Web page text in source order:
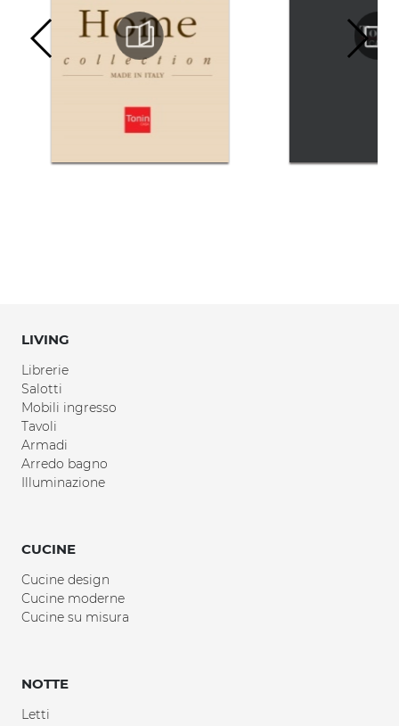
LIVING
Librerie
Salotti
Mobili ingresso
Tavoli
Armadi
Arredo bagno
Illuminazione
CUCINE
Cucine design
Cucine moderne
Cucine su misura
NOTTE
Letti